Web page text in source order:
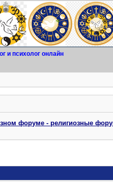
и психолог онлайн
форуме - религиозные